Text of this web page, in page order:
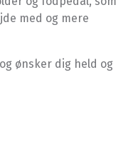
med og mere
ønsker dig held og